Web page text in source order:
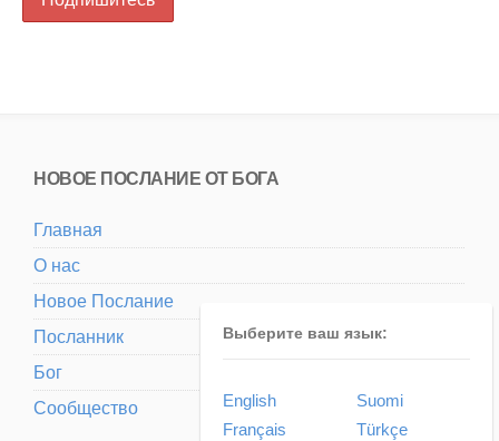
НОВОЕ ПОСЛАНИЕ ОТ БОГА
Главная
О нас
Новое Послание
Посланник
Бог
Сообщество
Выберите ваш язык:
English
Français
Suomi
Türkçe